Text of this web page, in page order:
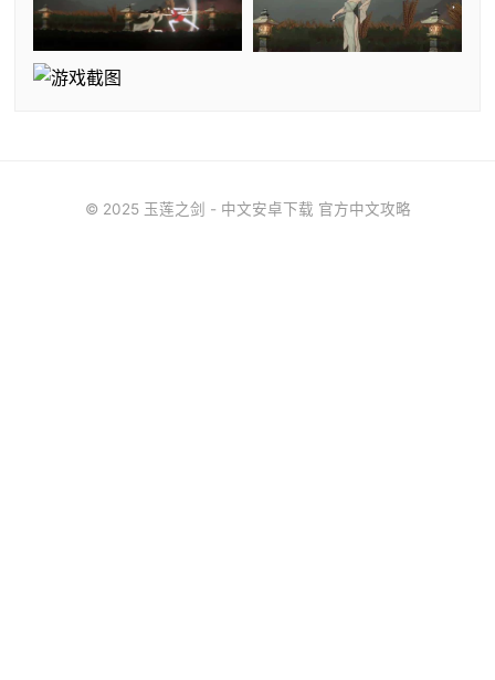
© 2025 玉莲之剑 - 中文安卓下载 官方中文攻略